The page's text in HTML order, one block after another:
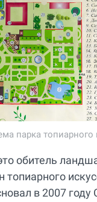
парка топиарного
обитель
топиарного
в 2007